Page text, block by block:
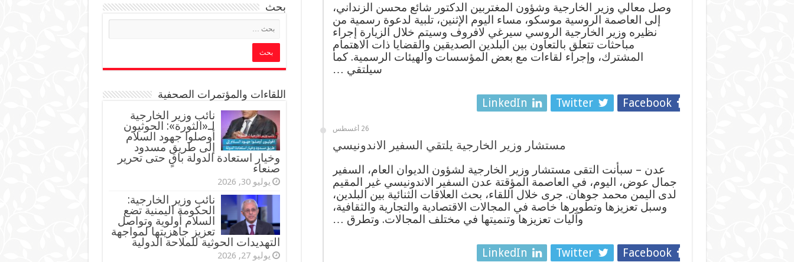
وصل معالي وزير الخارجية وشؤون المغتربين الدكتور شائع محسن الزنداني،
إلى العاصمة الروسية موسكو، مساء اليوم الإثنين، تلبية لدعوة رسمية من
نظيره وزير الخارجية الروسي سيرغي لافروف وسيتم خلال الزيارة إجراء
مباحثات تتعلق بالتعاون بين البلدين الصديقين والقضايا ذات الاهتمام
المشترك، وإجراء لقاءات مع بعض المؤسسات والهيئات الرسمية. كما
سيلتقي …
Facebook
Twitter
LinkedIn
26 أغسطس
مستشار وزير الخارجية يلتقي السفير الاندونيسي
عدن – سبأنت التقى مستشار وزير الخارجية لشؤون الديوان العام، السفير
جمال عوض، اليوم، في العاصمة المؤقتة عدن السفير الاندونيسي غير المقيم
لدى اليمن محمد جوهان. جرى خلال اللقاء، بحث العلاقات الثنائية بين البلدين،
وسبل تعزيزها وتطويرها خاصة في المجالات الاقتصادية والتجارية والثقافية،
وآليات تعزيزها وتنميتها في مختلف المجالات. وتطرق …
Facebook
Twitter
LinkedIn
بحث
اللقاءات والمؤتمرات الصحفية
‏نائب وزير الخارجية
لـ«الثورة»: الحوثيون
أوصلوا جهود السلام
إلى طريق مسدود
وخيار استعادة الدولة باقٍ حتى تحرير
صنعاء
يوليو 30, 2026
نائب وزير الخارجية:
الحكومة اليمنية تضع
السلام أولوية وتواصل
تعزيز جاهزيتها لمواجهة
التهديدات الحوثية للملاحة الدولية
يوليو 27, 2026